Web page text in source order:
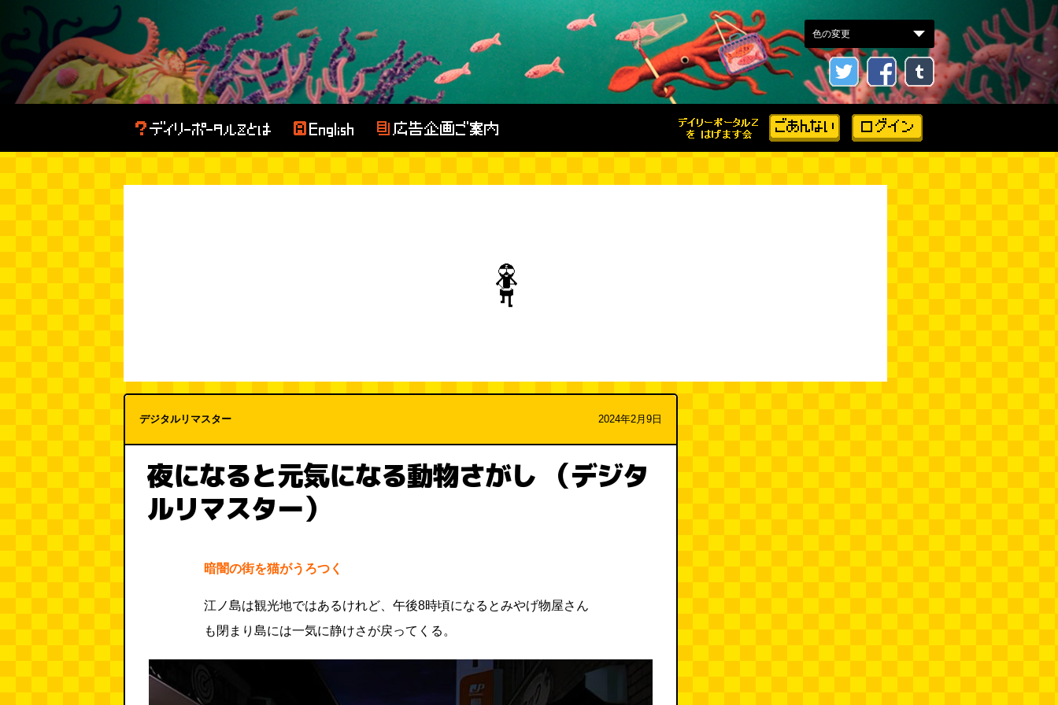
デジタルリマスター 2024年2月9日
夜になると元気になる動物さがし （デジタ
ルリマスター）
暗闇の街を猫がうろつく
江ノ島は観光地ではあるけれど、午後8時頃になるとみやげ物屋さん
も閉まり島には一気に静けさが戻ってくる。